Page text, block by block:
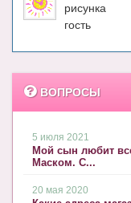
рисунка
гость
ВОПРОСЫ
5 июля 2021
Мой сын любит
Маском. С...
20 мая 2020